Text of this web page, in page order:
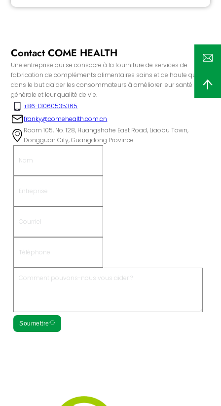
Contact COME HEALTH
Une entreprise qui se consacre à la fourniture de services de
fabrication de compléments alimentaires sains et de haute qualité,
dans le but d'aider les consommateurs à améliorer leur santé
générale et leur qualité de vie.
+86-13060535365
franky@comehealth.com.cn
Room 105, No. 128, Huangshahe East Road, Liaobu Town,
Dongguan City, Guangdong Province
Soumettre